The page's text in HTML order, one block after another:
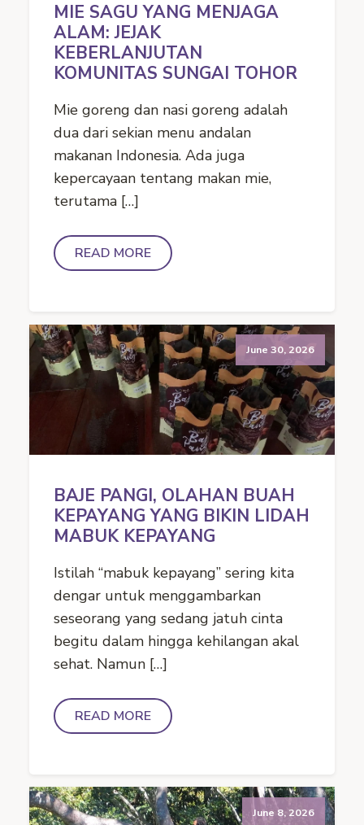
MIE SAGU YANG MENJAGA
ALAM: JEJAK
KEBERLANJUTAN
KOMUNITAS SUNGAI TOHOR
Mie goreng dan nasi goreng adalah
dua dari sekian menu andalan
makanan Indonesia. Ada juga
kepercayaan tentang makan mie,
terutama […]
READ MORE
June 30, 2026
BAJE PANGI, OLAHAN BUAH
KEPAYANG YANG BIKIN LIDAH
MABUK KEPAYANG
Istilah “mabuk kepayang” sering kita
dengar untuk menggambarkan
seseorang yang sedang jatuh cinta
begitu dalam hingga kehilangan akal
sehat. Namun […]
READ MORE
June 8, 2026